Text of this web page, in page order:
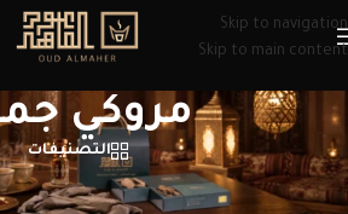
Skip to navigation
Skip to main content
مروكي
التصنيفات
الرئيسية/منتجات تحت الوسم “مروكي جملة”